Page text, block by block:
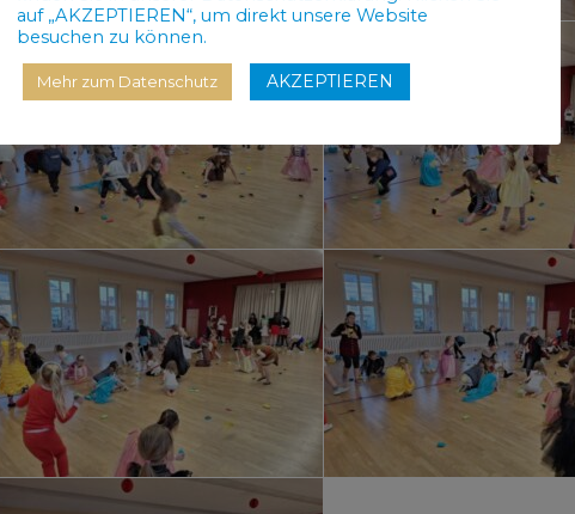
auf „AKZEPTIEREN“, um direkt unsere Website
besuchen zu können.
Mehr zum Datenschutz AKZEPTIEREN